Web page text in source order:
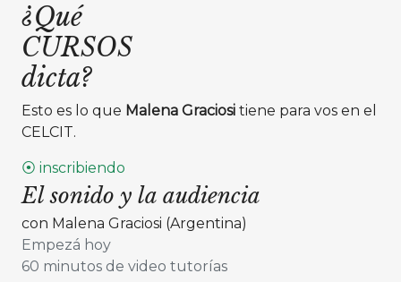
¿Qué
CURSOS
dicta?
Esto es lo que Malena Graciosi tiene para vos en el
CELCIT.
⦿ inscribiendo
El sonido y la audiencia
con Malena Graciosi (Argentina)
Empezá hoy
60 minutos de video tutorías